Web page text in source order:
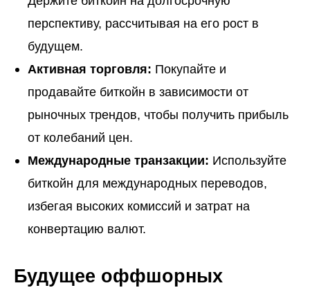
перспективу, рассчитывая на его рост в
будущем.
Активная торговля: Покупайте и
продавайте биткойн в зависимости от
рыночных трендов, чтобы получить прибыль
от колебаний цен.
Международные транзакции: Используйте
биткойн для международных переводов,
избегая высоких комиссий и затрат на
конвертацию валют.
Будущее оффшорных